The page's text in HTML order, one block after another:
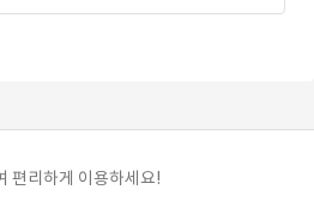
편리하게 이용하세요!